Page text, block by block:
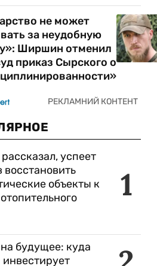
не может
за неудобную
Ширшин отменил
приказ Сырского о
1
успеет
восстановить
объекты к
будущее: куда